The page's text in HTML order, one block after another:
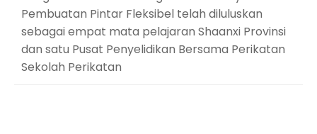
Pembuatan Pintar Fleksibel telah diluluskan
sebagai empat mata pelajaran Shaanxi Provinsi
dan satu Pusat Penyelidikan Bersama Perikatan
Sekolah Perikatan